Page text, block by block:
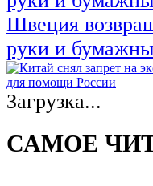
Швеция
руки и
для помощи России
Загрузка...
САМОЕ